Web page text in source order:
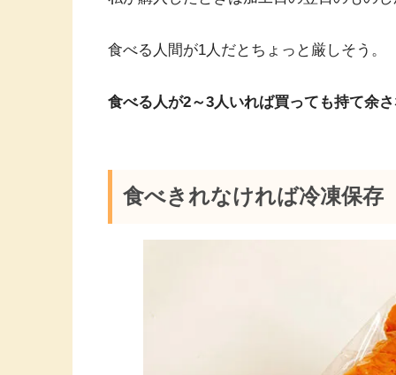
食べる人間が1人だとちょっと厳しそう。
食べる人が2～3人いれば買っても持て余
食べきれなければ冷凍保存